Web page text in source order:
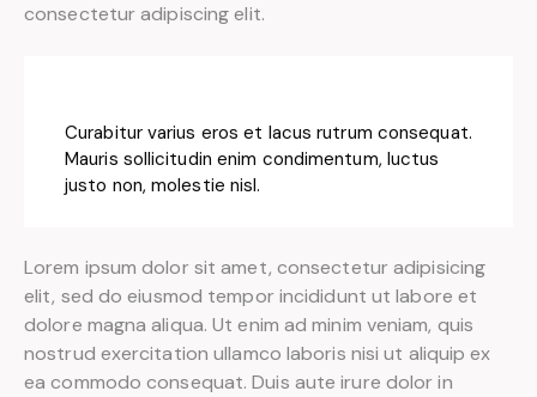
consectetur adipiscing elit.
Curabitur varius eros et lacus rutrum consequat.
Mauris sollicitudin enim condimentum, luctus
justo non, molestie nisl.
Lorem ipsum dolor sit amet, consectetur adipisicing
elit, sed do eiusmod tempor incididunt ut labore et
dolore magna aliqua. Ut enim ad minim veniam, quis
nostrud exercitation ullamco laboris nisi ut aliquip ex
ea commodo consequat. Duis aute irure dolor in